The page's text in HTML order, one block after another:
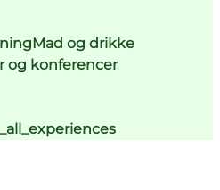
Mad og drikke
og konferencer